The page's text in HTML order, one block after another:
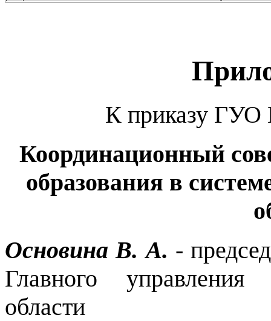
К приказу ГУО
Координационный
образования в
Основина В. А. -
Главного управления
области